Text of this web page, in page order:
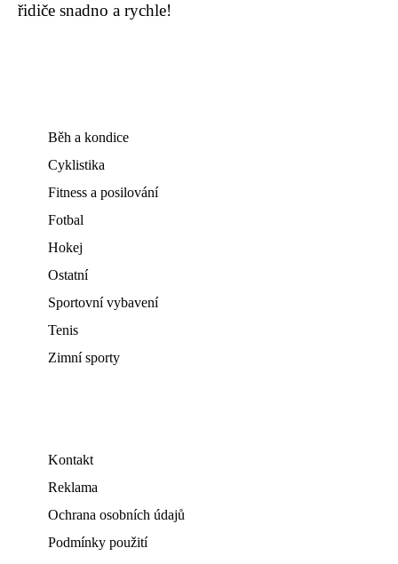
řidiče snadno a rychle!
Běh a kondice
Cyklistika
Fitness a posilování
Fotbal
Hokej
Ostatní
Sportovní vybavení
Tenis
Zimní sporty
Kontakt
Reklama
Ochrana osobních údajů
Podmínky použití